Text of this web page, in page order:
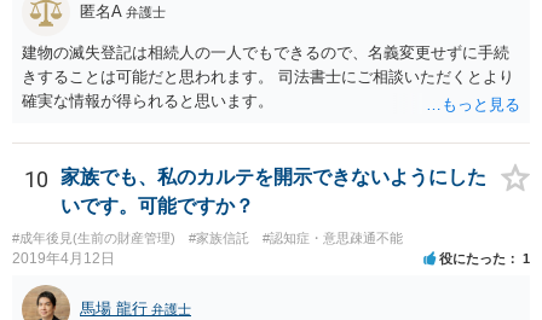
匿名A 弁護士
建物の滅失登記は相続人の一人でもできるので、名義変更せずに手続
きすることは可能だと思われます。 司法書士にご相談いただくとより
確実な情報が得られると思います。
10
家族でも、私のカルテを開示できないようにした
いです。可能ですか？
#成年後見(生前の財産管理) #家族信託 #認知症・意思疎通不能
2019年4月12日 役にたった 1
馬場 龍行 弁護士